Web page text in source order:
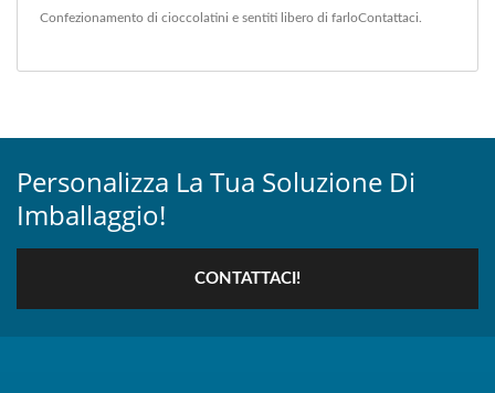
Confezionamento di cioccolatini e sentiti libero di farloContattaci
Personalizza La Tua Soluzione Di
Imballaggio!
CONTATTACI!